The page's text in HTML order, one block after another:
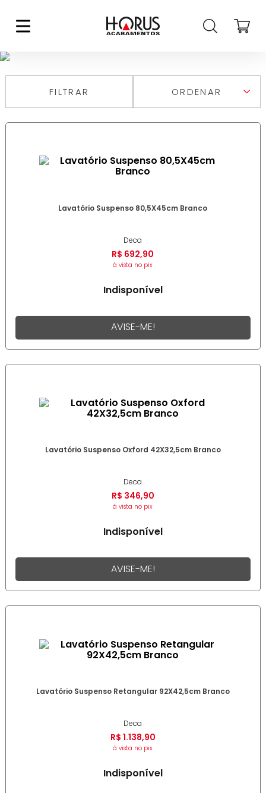
FILTRAR
MAIS VENDIDOS
MAIOR PREÇO
MENOR PREÇO
Lavatório Suspenso 80,5X45cm Branco
Deca
R$ 692,90
à vista no pix
Indisponível
AVISE-ME!
Lavatório Suspenso Oxford 42X32,5cm Branco
Deca
R$ 346,90
à vista no pix
Indisponível
AVISE-ME!
Lavatório Suspenso Retangular 92X42,5cm Branco
Deca
R$ 1.138,90
à vista no pix
Indisponível